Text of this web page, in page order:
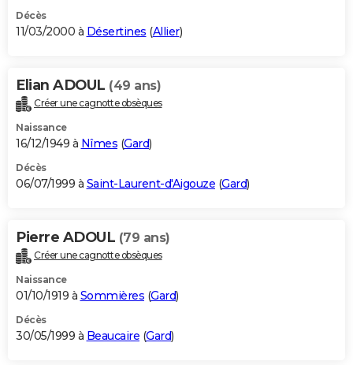
Décès
11/03/2000 à Désertines (Allier)
Elian ADOUL (49 ans)
Créer une cagnotte obsèques
Naissance
16/12/1949 à Nîmes (Gard)
Décès
06/07/1999 à Saint-Laurent-d'Aigouze (Gard)
Pierre ADOUL (79 ans)
Créer une cagnotte obsèques
Naissance
01/10/1919 à Sommières (Gard)
Décès
30/05/1999 à Beaucaire (Gard)